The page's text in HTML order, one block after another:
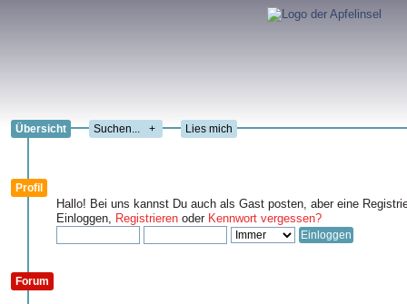
Übersicht + Lies mich
Profil
Hallo! Bei uns kannst Du auch als Gast posten, aber eine
Einloggen, Registrieren oder Kennwort vergessen?
Forum